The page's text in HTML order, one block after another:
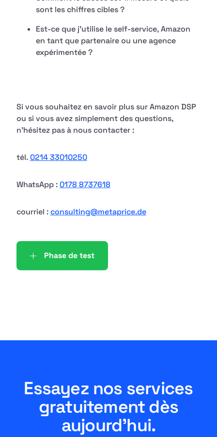
sont les chiffres cibles ?
Est-ce que j'utilise le self-service, Amazon
en tant que partenaire ou une agence
expérimentée ?
Si vous souhaitez en savoir plus sur Amazon DSP
ou si vous avez simplement des questions,
n'hésitez pas à nous contacter :
tél.0214 33010250
WhatsApp :0178 8737618
courriel :consulting@metaprice.de
Phase de test
Essayez nos services
gratuitement dès
aujourd'hui.